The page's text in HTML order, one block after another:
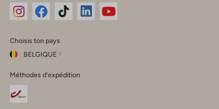
Instagram
Facebook
TikTok
Choisis ton pays
BELGIQUE
ton
pays
Fermer
Méthodes d'expédition